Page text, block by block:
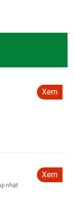
Xem
nhật
Xem